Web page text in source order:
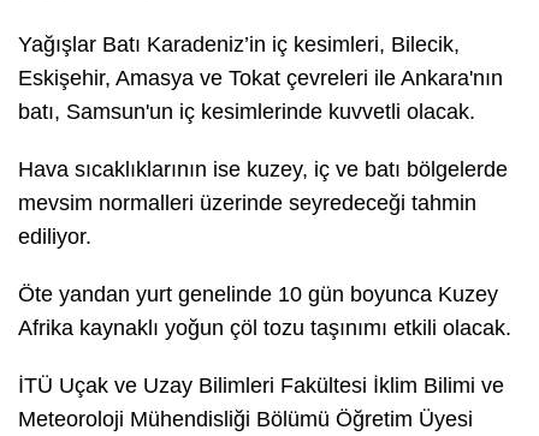
Yağışlar Batı Karadeniz’in iç kesimleri, Bilecik,
Eskişehir, Amasya ve Tokat çevreleri ile Ankara'nın
batı, Samsun'un iç kesimlerinde kuvvetli olacak.
Hava sıcaklıklarının ise kuzey, iç ve batı bölgelerde
mevsim normalleri üzerinde seyredeceği tahmin
ediliyor.
Öte yandan yurt genelinde 10 gün boyunca Kuzey
Afrika kaynaklı yoğun çöl tozu taşınımı etkili olacak.
İTÜ Uçak ve Uzay Bilimleri Fakültesi İklim Bilimi ve
Meteoroloji Mühendisliği Bölümü Öğretim Üyesi